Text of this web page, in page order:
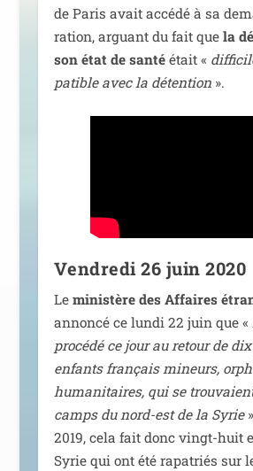
de Paris avait accé­dé à sa
ra­tion, arguant du fait que la
son état de san­téétait «
pa­tible avec la déten­tion».
Vendredi 26 juin 2020
Le minis­tère des Affaires
annon­cé ce lun­di 22 juin que «
pro­cé­dé ce jour au retour de
enfants fran­çais mineurs,
huma­ni­taires, qui se
camps du nord-est de la Syrie
2019, cela fait donc vingt-huit
Syrie qui ont été rapa­triés sur